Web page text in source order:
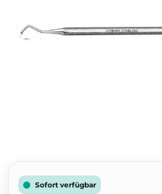
Sofort verfügbar